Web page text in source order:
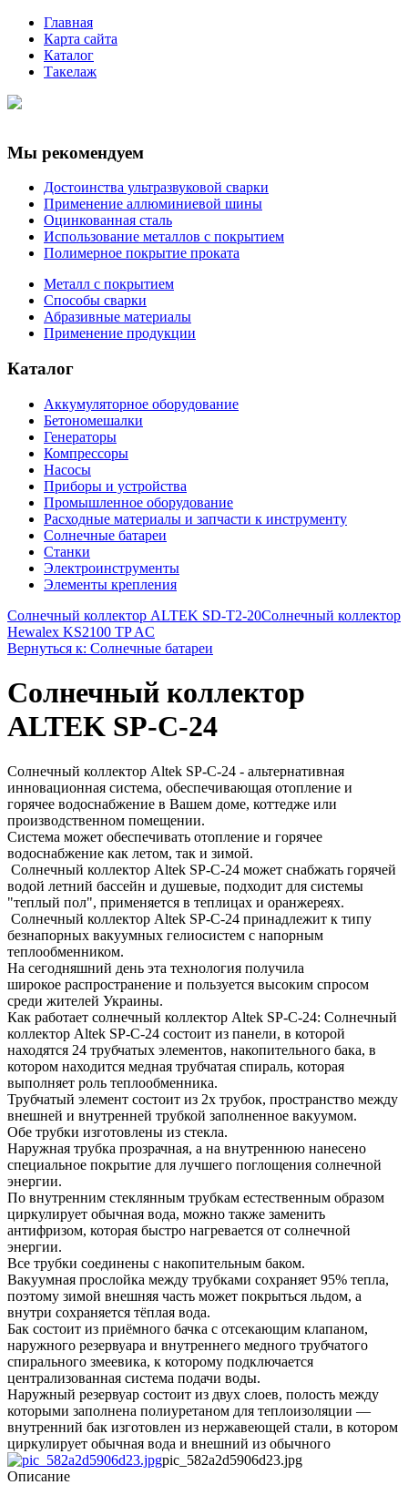
Главная
Карта сайта
Каталог
Такелаж
Мы рекомендуем
Достоинства ультразвуковой сварки
Применение аллюминиевой шины
Оцинкованная сталь
Использование металлов с покрытием
Полимерное покрытие проката
Металл с покрытием
Способы сварки
Абразивные материалы
Применение продукции
Каталог
Аккумуляторное оборудование
Бетономешалки
Генераторы
Компрессоры
Насосы
Приборы и устройства
Промышленное оборудование
Расходные материалы и запчасти к инструменту
Солнечные батареи
Станки
Электроинструменты
Элементы крепления
Солнечный коллектор ALTEK SD-T2-20Солнечный коллектор
Hewalex KS2100 TP AC
Вернуться к: Солнечные батареи
Солнечный коллектор
ALTEK SP-C-24
Солнечный коллектор Altek SP-C-24 - альтернативная
инновационная система, обеспечивающая отопление и
горячее водоснабжение в Вашем доме, коттедже или
производственном помещении.
Система может обеспечивать отопление и горячее
водоснабжение как летом, так и зимой.
Солнечный коллектор Altek SP-C-24 может снабжать горячей
водой летний бассейн и душевые, подходит для системы
"теплый пол", применяется в теплицах и оранжереях.
Солнечный коллектор Altek SP-C-24 принадлежит к типу
безнапорных вакуумных гелиосистем с напорным
теплообменником.
На сегодняшний день эта технология получила
широкое распространение и пользуется высоким спросом
среди жителей Украины.
Как работает солнечный коллектор Altek SP-C-24: Солнечный
коллектор Altek SP-C-24 состоит из панели, в которой
находятся 24 трубчатых элементов, накопительного бака, в
котором находится медная трубчатая спираль, которая
выполняет роль теплообменника.
Трубчатый элемент состоит из 2х трубок, пространство между
внешней и внутренней трубкой заполненное вакуумом.
Обе трубки изготовлены из стекла.
Наружная трубка прозрачная, а на внутреннюю нанесено
специальное покрытие для лучшего поглощения солнечной
энергии.
По внутренним стеклянным трубкам естественным образом
циркулирует обычная вода, можно также заменить
антифризом, которая быстро нагревается от солнечной
энергии.
Все трубки соединены с накопительным баком.
Вакуумная прослойка между трубками сохраняет 95% тепла,
поэтому зимой внешняя часть может покрыться льдом, а
внутри сохраняется тёплая вода.
Бак состоит из приёмного бачка с отсекающим клапаном,
наружного резервуара и внутреннего медного трубчатого
спирального змеевика, к которому подключается
централизованная система подачи воды.
Наружный резервуар состоит из двух слоев, полость между
которыми заполнена полиуретаном для теплоизоляции ―
внутренний бак изготовлен из нержавеющей стали, в котором
циркулирует обычная вода и внешний из обычного
pic_582a2d5906d23.jpg
Описание